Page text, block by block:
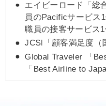
エイビーロード「総
員のPacificサービス
職員の接客サービス1
JCSI「顧客満足度（
Global Traveler 「
「Best Airline to